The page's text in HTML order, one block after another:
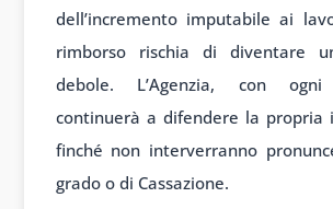
dell’incremento imputabile ai
rimborso rischia di diventare
debole. L’Agenzia, con ogni
continuerà a difendere la propria
finché non interverranno
grado o di Cassazione.